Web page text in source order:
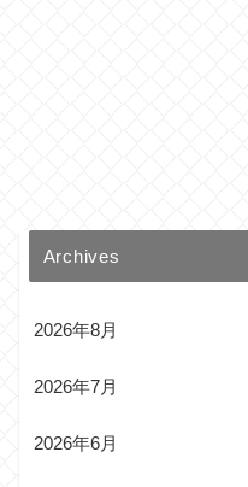
Archives
2026年8月
2026年7月
2026年6月